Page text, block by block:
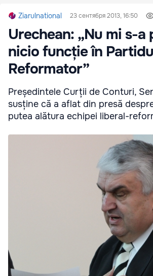
Ziarulnational 23 сентября 2013, 16:50
Urechean: „Nu mi s-a
nicio funcție în
Reformator”
Președintele Curții de Conturi,
susține că a aflat din presă
putea alătura echipei liberal-